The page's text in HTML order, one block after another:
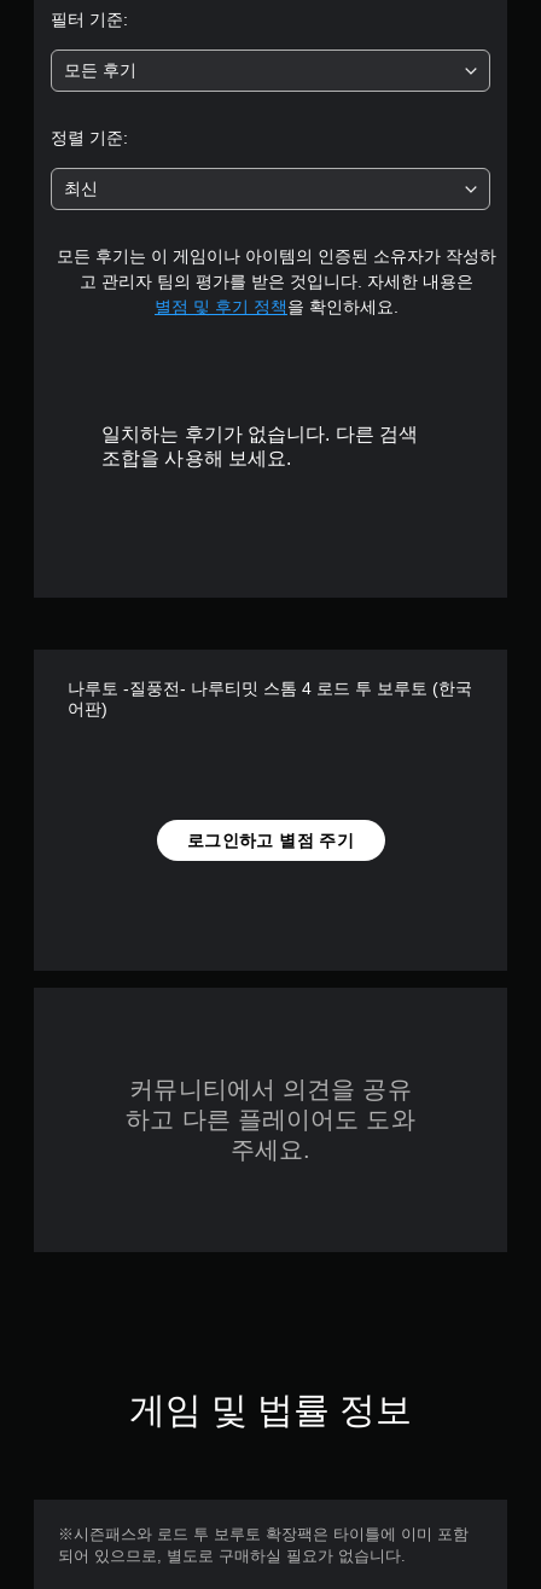
5
개
중
평
균
필터 기준:
모든 후기
정렬 기준:
최신
모든 후기는 이 게임이나 아이템의 인증된 소유자가 작성하
고 관리자 팀의 평가를 받은 것입니다. 자세한 내용은
별점 및 후기 정책을 확인하세요.
일치하는 후기가 없습니다. 다른 검색
조합을 사용해 보세요.
나루토 -질풍전- 나루티밋 스톰 4 로드 투 보루토 (한국
어판)
로그인하고 별점 주기
커뮤니티에서 의견을 공유
하고 다른 플레이어도 도와
주세요.
게임 및 법률 정보
※시즌패스와 로드 투 보루토 확장팩은 타이틀에 이미 포함
되어 있으므로, 별도로 구매하실 필요가 없습니다.